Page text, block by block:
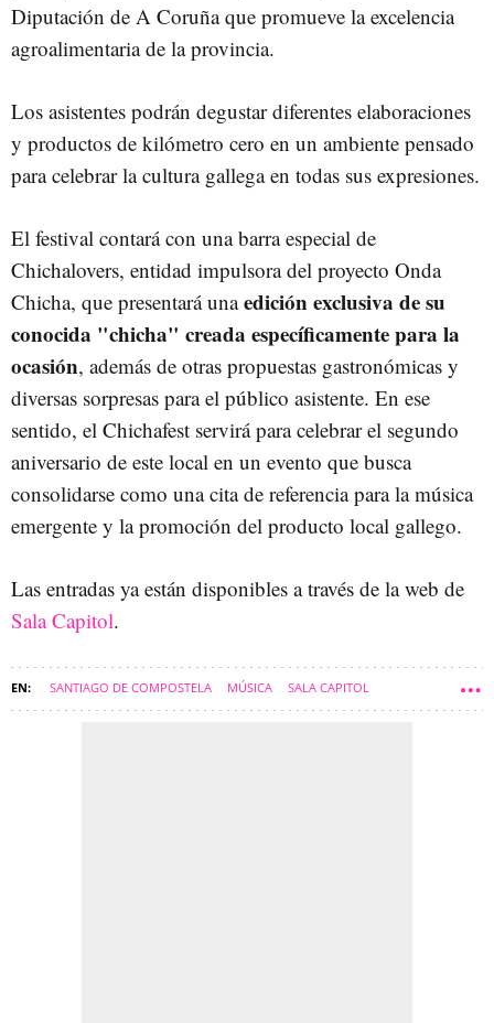
Diputación de A Coruña que promueve la excelencia
agroalimentaria de la provincia.
Los asistentes podrán degustar diferentes elaboraciones
y productos de kilómetro cero en un ambiente pensado
para celebrar la cultura gallega en todas sus expresiones.
El festival contará con una barra especial de
Chichalovers, entidad impulsora del proyecto Onda
Chicha, que presentará unaedición exclusiva de su
conocida "chicha" creada específicamente para la
ocasión, además de otras propuestas gastronómicas y
diversas sorpresas para el público asistente. En ese
sentido, el Chichafest servirá para celebrar el segundo
aniversario de este local en un evento que busca
consolidarse como una cita de referencia para la música
emergente y la promoción del producto local gallego.
Las entradas ya están disponibles a través de la web de
Sala Capitol.
SANTIAGO DE COMPOSTELA MÚSICA SALA CAPITOL